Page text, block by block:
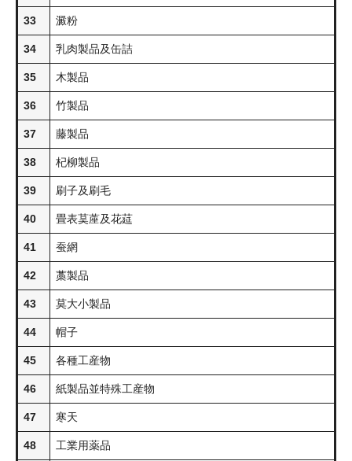
33 澱粉
34 乳肉製品及缶詰
35 木製品
36 竹製品
37 藤製品
38 杞柳製品
39 刷子及刷毛
40 畳表茣蓙及花莚
41 蚕網
42 藁製品
43 莫大小製品
44 帽子
45 各種工産物
46 紙製品並特殊工産物
47 寒天
48 工業用薬品